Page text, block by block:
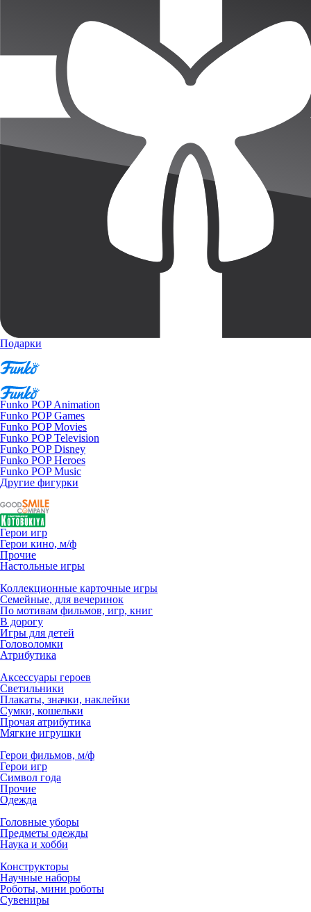
Подарки
Funko POP Animation
Funko POP Games
Funko POP Movies
Funko POP Television
Funko POP Disney
Funko POP Heroes
Funko POP Music
Другие фигурки
Герои игр
Герои кино, м/ф
Прочие
Настольные игры
Коллекционные карточные игры
Семейные, для вечеринок
По мотивам фильмов, игр, книг
В дорогу
Игры для детей
Головоломки
Атрибутика
Аксессуары героев
Светильники
Плакаты, значки, наклейки
Сумки, кошельки
Прочая атрибутика
Мягкие игрушки
Герои фильмов, м/ф
Герои игр
Символ года
Прочие
Одежда
Головные уборы
Предметы одежды
Наука и хобби
Конструкторы
Научные наборы
Роботы, мини роботы
Сувениры